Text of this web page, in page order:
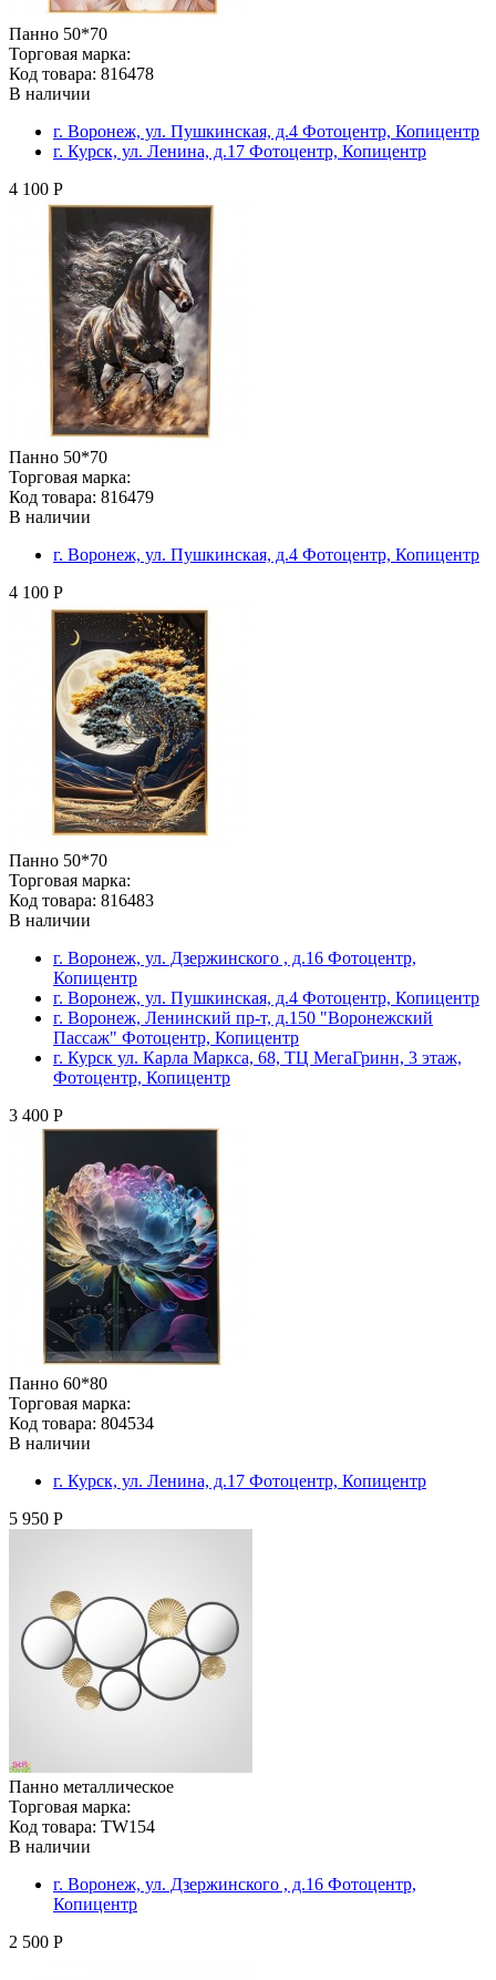
Панно 50*70
Торговая марка:
Код товара: 816478
В наличии
г. Воронеж, ул. Пушкинская, д.4 Фотоцентр, Копицентр
г. Курск, ул. Ленина, д.17 Фотоцентр, Копицентр
4 100 Р
Панно 50*70
Торговая марка:
Код товара: 816479
В наличии
г. Воронеж, ул. Пушкинская, д.4 Фотоцентр, Копицентр
4 100 Р
Панно 50*70
Торговая марка:
Код товара: 816483
В наличии
г. Воронеж, ул. Дзержинского , д.16 Фотоцентр,
Копицентр
г. Воронеж, ул. Пушкинская, д.4 Фотоцентр, Копицентр
г. Воронеж, Ленинский пр-т, д.150 "Воронежский
Пассаж" Фотоцентр, Копицентр
г. Курск ул. Карла Маркса, 68, ТЦ МегаГринн, 3 этаж,
Фотоцентр, Копицентр
3 400 Р
Панно 60*80
Торговая марка:
Код товара: 804534
В наличии
г. Курск, ул. Ленина, д.17 Фотоцентр, Копицентр
5 950 Р
Панно металлическое
Торговая марка:
Код товара: TW154
В наличии
г. Воронеж, ул. Дзержинского , д.16 Фотоцентр,
Копицентр
2 500 Р